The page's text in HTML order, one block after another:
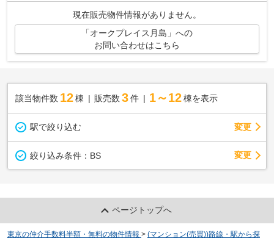
現在販売物件情報がありません。
「オークプレイス月島」への
お問い合わせはこちら
該当物件数 12棟 販売数 3 件 1～12 棟を表示
駅で絞り込む 変更
絞り込み条件： BS 変更
ページトップへ
東京の仲介手数料半額・無料の物件情報 > (マンション(売買))路線・駅から探